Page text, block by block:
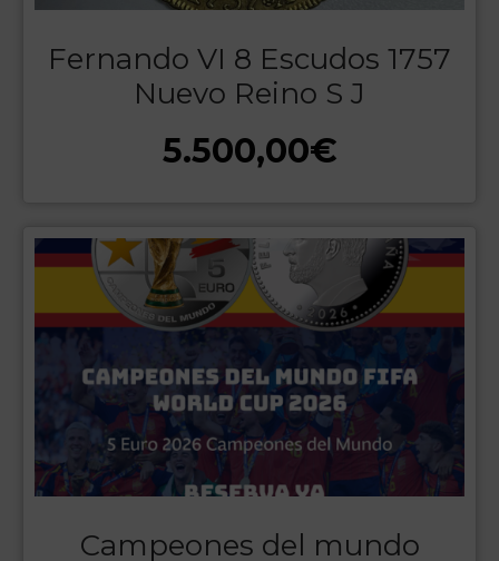
Fernando VI 8 Escudos 1757
Nuevo Reino S J
5.500,00€
Campeones del mundo